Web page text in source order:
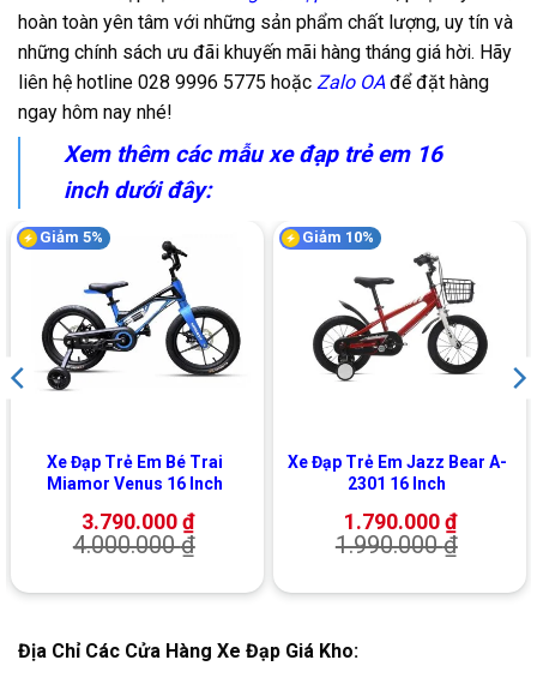
hoàn toàn yên tâm với những sản phẩm chất lượng, uy tín và
những chính sách ưu đãi khuyến mãi hàng tháng giá hời. Hãy
liên hệ hotline 028 9996 5775 hoặc Zalo OAđể đặt hàng
ngay hôm nay nhé!
Xem thêm các mẫu xe đạp trẻ em 16
inch dưới đây:
Giảm 5%
Xe Đạp Trẻ Em Bé Trai
Miamor Venus 16 Inch
3.790.000₫
4.000.000₫
Giảm 10%
Xe Đạp Trẻ Em Jazz Bear A-
2301 16 Inch
1.790.000₫
1.990.000₫
Địa Chỉ Các Cửa Hàng Xe Đạp Giá Kho: